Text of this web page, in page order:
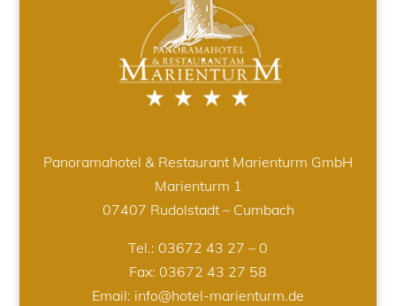
Panoramahotel & Restaurant Marienturm GmbH
Marienturm 1
07407 Rudolstadt – Cumbach
Tel.: 03672 43 27 – 0
Fax: 03672 43 27 58
Email: info@hotel-marienturm.de